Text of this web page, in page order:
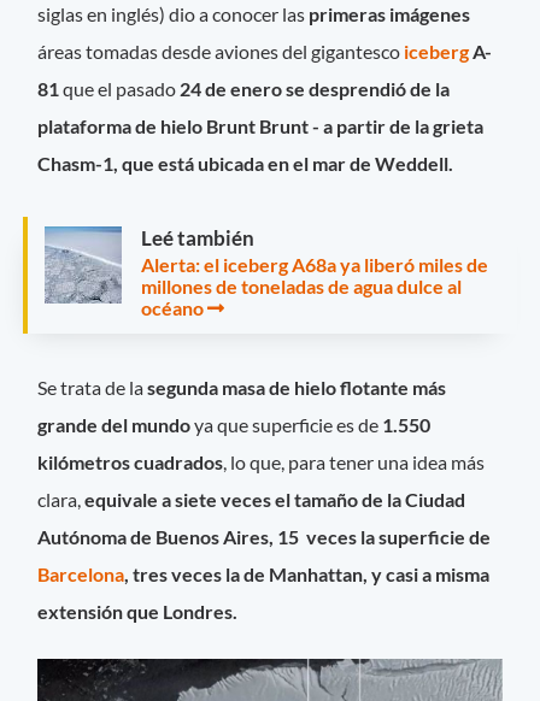
siglas en inglés) dio a conocer las primeras imágenes
áreas tomadas desde aviones del gigantesco icebergA-
81 que el pasado 24 de enero se desprendió de la
plataforma de hielo Brunt Brunt - a partir de la grieta
Chasm-1,que está ubicada en el mar de Weddell.
Leé también
Alerta: el iceberg A68a ya liberó miles de
millones de toneladas de agua dulce al
océano
Se trata de lasegunda masa de hielo flotante más
grande del mundoya que superficie es de 1.550
kilómetros cuadrados, lo que, para tener una idea más
clara,equivale a siete veces el tamaño de la Ciudad
Autónoma de Buenos Aires, 15 veces la superficie de
Barcelona, tres veces la de Manhattan, y casi a misma
extensión que Londres.